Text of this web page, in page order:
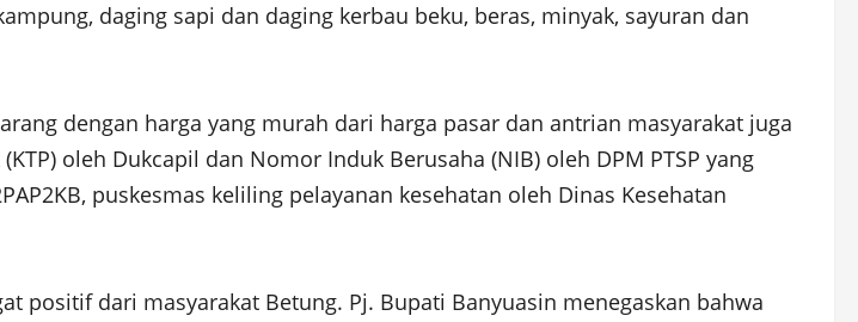
daging sapi dan daging kerbau beku, beras, minyak, sayuran dan
dengan harga yang murah dari harga pasar dan antrian masyarakat juga
oleh Dukcapil dan Nomor Induk Berusaha (NIB) oleh DPM PTSP yang
puskesmas keliling pelayanan kesehatan oleh Dinas Kesehatan
positif dari masyarakat Betung. Pj. Bupati Banyuasin menegaskan bahwa